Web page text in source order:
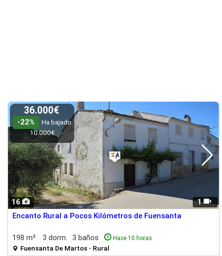
16 1
36.000€
-22%
Ha bajado
10.000€
Encanto Rural a Pocos Kilómetros de Fuensanta
198 m² 3 dorm. 3 baños Hace 10 horas
Fuensanta De Martos - Rural